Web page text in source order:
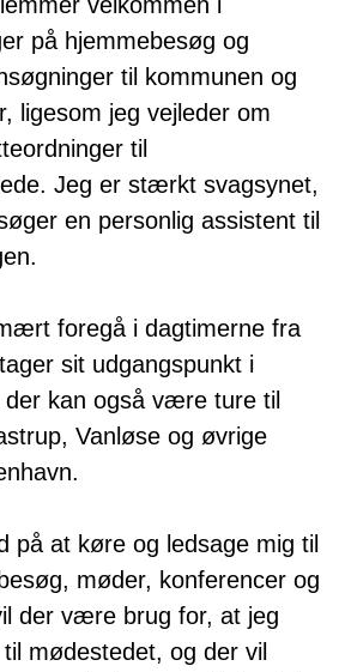
på hjemmebesøg og
til kommunen og
ligesom jeg vejleder om
til
Jeg er stærkt svagsynet,
en personlig assistent til
foregå i dagtimerne fra
sit udgangspunkt i
kan også være ture til
Vanløse og øvrige
på at køre og ledsage mig til
møder, konferencer og
der være brug for, at jeg
mødestedet, og der vil